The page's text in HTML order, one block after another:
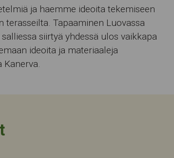
ja haemme ideoita tekemiseen
Tapaaminen Luovassa
siirtyä yhdessä ulos vaikkapa
ideoita ja materiaaleja
Kanerva.